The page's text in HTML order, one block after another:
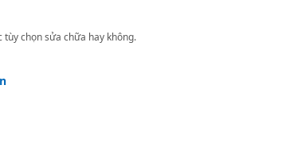
tùy chọn sửa chữa hay không.